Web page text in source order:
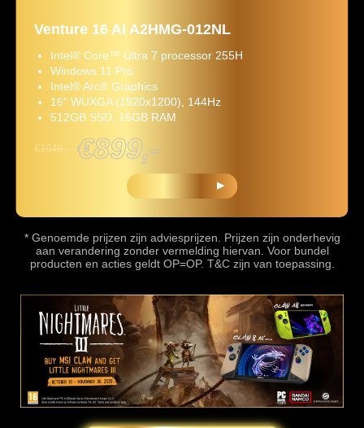
Venture 16 AI A2HMG-012NL
Intel® Core™ Ultra 7 processor 255H
Windows 11 Pro
Intel® Arc® Graphics
16" WUXGA (1920x1200), 144Hz
512GB SSD, 16GB RAM
€1049,- €899,-
* Genoemde prijzen zijn adviesprijzen. Prijzen zijn onderhevig
aan verandering zonder vermelding hiervan. Voor bundel
producten en acties geldt OP=OP. T&C zijn van toepassing.